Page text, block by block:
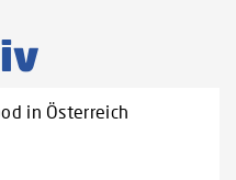
in Österreich